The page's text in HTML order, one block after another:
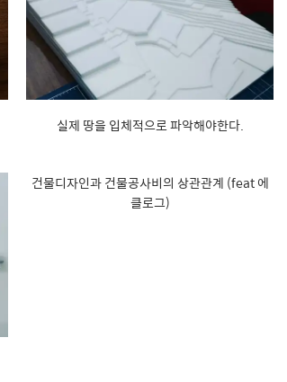
실제 땅을 입체적으로 파악해야한다.
건물디자인과 건물공사비의 상관관계 (feat 에
클로그)